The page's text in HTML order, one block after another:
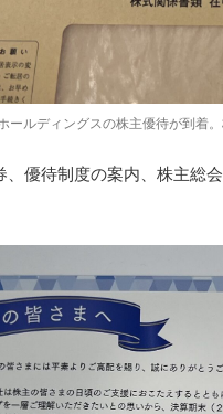
ールディングスの株主優待が到着
優待制度の案内、株主総